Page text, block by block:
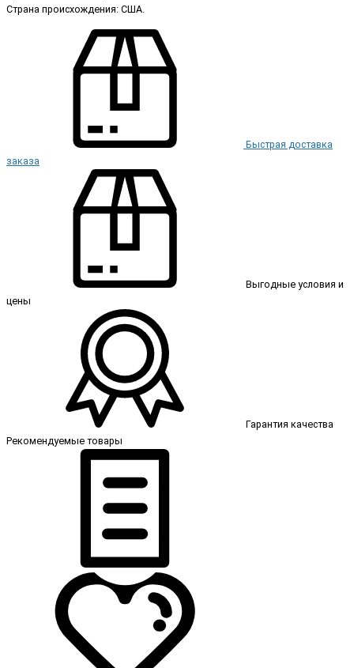
Страна происхождения: США.
Быстрая доставка
заказа
Выгодные условия и
цены
Гарантия качества
Рекомендуемые товары